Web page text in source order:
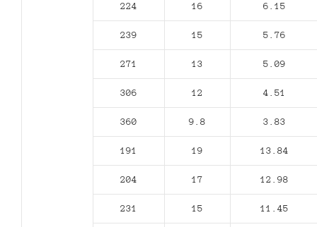
224 16 6.15
239 15 5.76
271 13 5.09
306 12 4.51
360 9.8 3.83
191 19 13.84
204 17 12.98
231 15 11.45